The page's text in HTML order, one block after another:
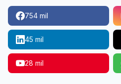
754 mil
45 mil
28 mil